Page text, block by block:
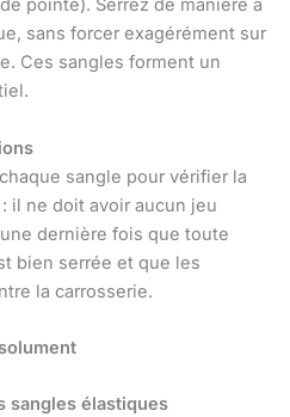
pointe). Serrez de manière à
sans forcer exagérément sur
Ces sangles forment un
sangle pour vérifier la
il ne doit avoir aucun jeu
dernière fois que toute
bien serrée et que les
la carrosserie.
sangles élastiques